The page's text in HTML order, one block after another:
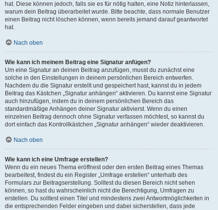
hat. Diese können jedoch, falls sie es für nötig halten, eine Notiz hinterlassen,
warum dein Beitrag überarbeitet wurde. Bitte beachte, dass normale Benutzer
einen Beitrag nicht löschen können, wenn bereits jemand darauf geantwortet
hat.
Nach oben
Wie kann ich meinem Beitrag eine Signatur anfügen?
Um eine Signatur an deinen Beitrag anzufügen, musst du zunächst eine
solche in den Einstellungen in deinem persönlichen Bereich entwerfen.
Nachdem du die Signatur erstellt und gespeichert hast, kannst du in jedem
Beitrag das Kästchen „Signatur anhängen“ aktivieren. Du kannst eine Signatur
auch hinzufügen, indem du in deinem persönlichen Bereich das
standardmäßige Anhängen deiner Signatur aktivierst. Wenn du einen
einzelnen Beitrag dennoch ohne Signatur verfassen möchtest, so kannst du
dort einfach das Kontrollkästchen „Signatur anhängen“ wieder deaktivieren.
Nach oben
Wie kann ich eine Umfrage erstellen?
Wenn du ein neues Thema eröffnest oder den ersten Beitrag eines Themas
bearbeitest, findest du ein Register „Umfrage erstellen“ unterhalb des
Formulars zur Beitragserstellung. Solltest du diesen Bereich nicht sehen
können, so hast du wahrscheinlich nicht die Berechtigung, Umfragen zu
erstellen. Du solltest einen Titel und mindestens zwei Antwortmöglichkeiten in
die entsprechenden Felder eingeben und dabei sicherstellen, dass jede